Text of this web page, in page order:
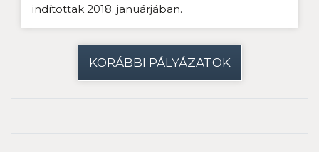
indítottak 2018. januárjában.
KORÁBBI PÁLYÁZATOK